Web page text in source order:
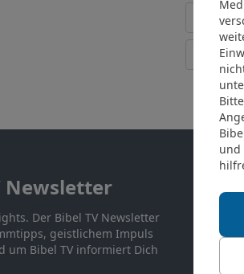
Newsletter
Der Bibel TV Newsletter
geistlichem Impuls
um Bibel TV informiert Dich